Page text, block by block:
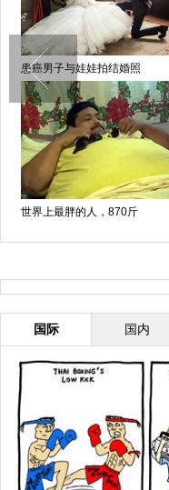
狮猎杀鲨鱼瞬间 世上最刺
打造梦幻仙境 为集善款
国际 国内